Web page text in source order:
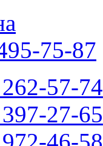
75-87
57-74
27-65